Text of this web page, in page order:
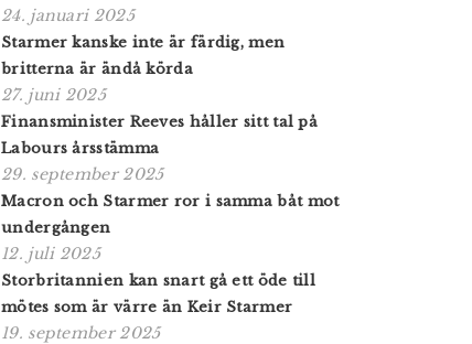
24. januari 2025
Starmer kanske inte är färdig, men
britterna är ändå körda
27. juni 2025
Finansminister Reeves håller sitt tal på
Labours årsstämma
29. september 2025
Macron och Starmer ror i samma båt mot
undergången
12. juli 2025
Storbritannien kan snart gå ett öde till
mötes som är värre än Keir Starmer
19. september 2025